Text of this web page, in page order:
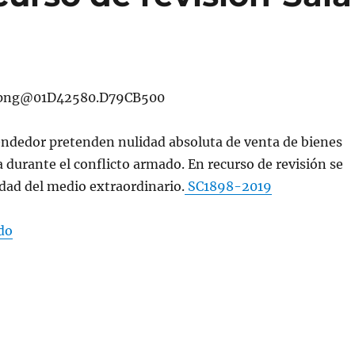
pretenden nulidad absoluta de venta de bienes
durante el conflicto armado. En recurso de revisión se
del medio extraordinario.SC1898-2019
«Caducidad del recurso de revisión-Sala de Casación